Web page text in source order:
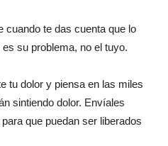
cuando te das cuenta que lo
su problema, no el tuyo.
tu dolor y piensa en las miles
sintiendo dolor. Envíales
que puedan ser liberados